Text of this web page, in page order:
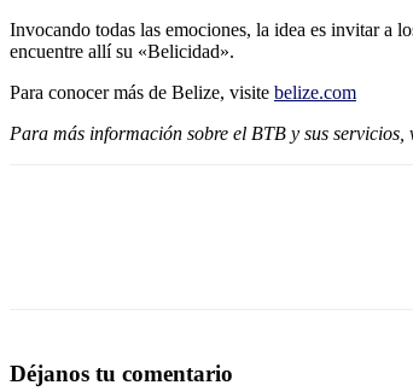
Invocando todas las emociones, la idea es invitar a
encuentre allí su «Belicidad».
Para conocer más de Belize, visite belize.com
Para más información sobre el BTB y sus servicios,
Déjanos tu comentario